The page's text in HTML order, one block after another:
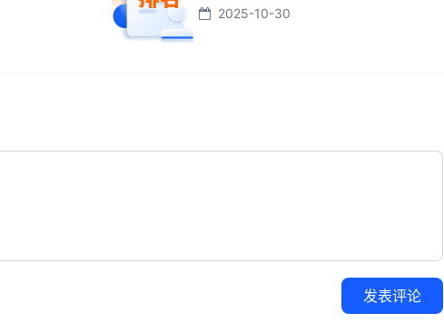
2025-10-30
发表评论